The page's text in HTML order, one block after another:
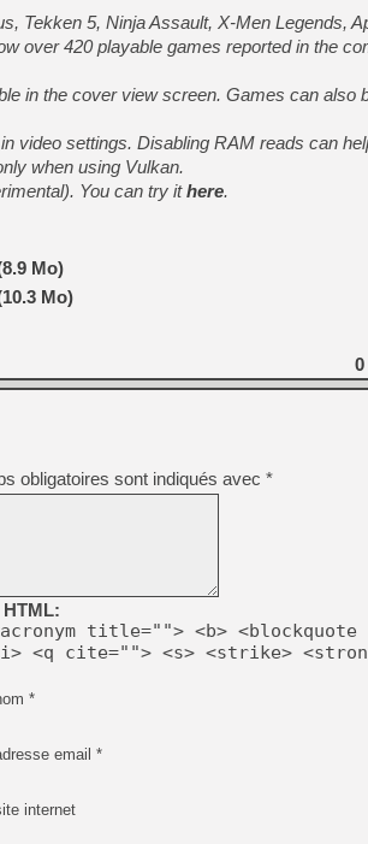
[Mo5] Deux inédits du
[GK] Le beat'em up The
[GK] Endless Legend 2 :
[LS] [PS5] Premiers
Tekken 5, Ninja Assault, X-Men Legends,
over 420 playable games reported in the
in the cover view screen. Games can also
video settings. Disabling RAM reads can
when using Vulkan.
You can try ithere.
Mo)
Mo)
0
obligatoires sont indiqués avec *
title=""> <b> <blockquote
<q cite=""> <s> <strike>
*
email *
internet